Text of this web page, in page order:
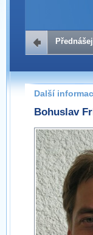
Další
Bohuslav